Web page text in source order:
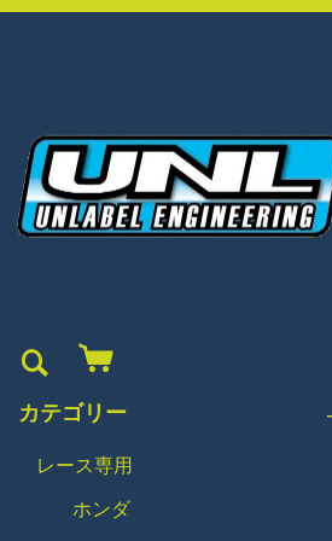
カテゴリー
レース専用
ホンダ